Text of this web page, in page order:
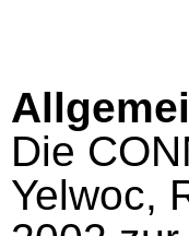
Die
Yelwoc,